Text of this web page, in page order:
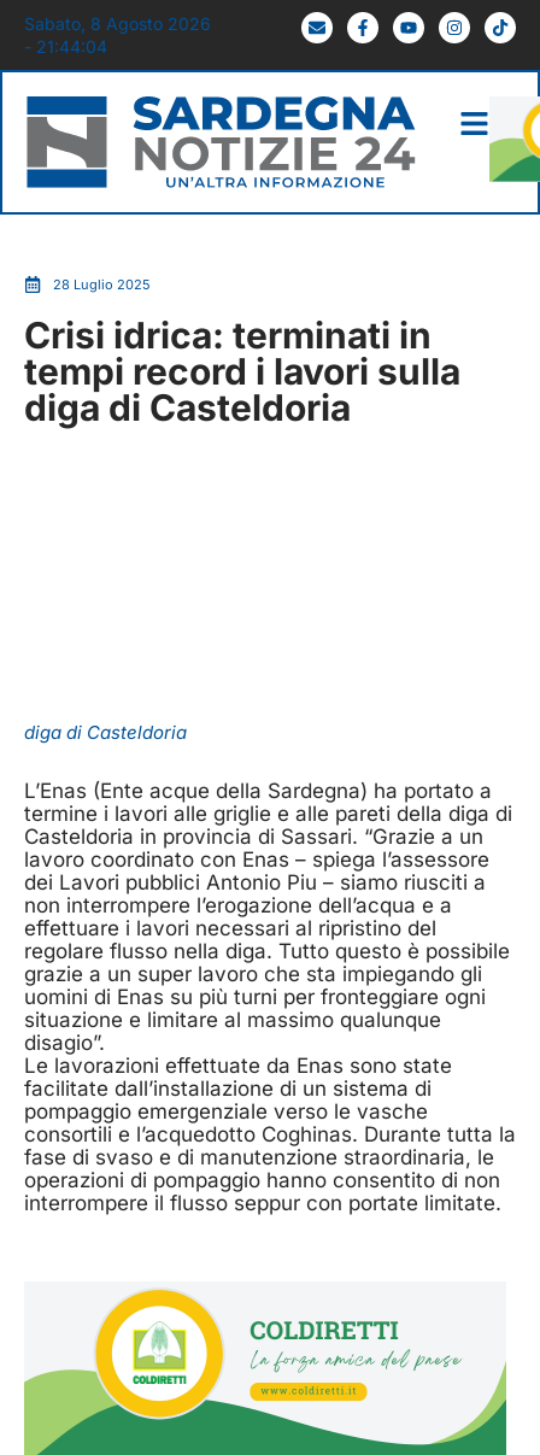
Sabato, 8 Agosto 2026
- 21:44:04
28 Luglio 2025
Crisi idrica: terminati in
tempi record i lavori sulla
diga di Casteldoria
diga di Casteldoria
L’Enas (Ente acque della Sardegna) ha portato a
termine i lavori alle griglie e alle pareti della diga di
Casteldoria in provincia di Sassari. “Grazie a un
lavoro coordinato con Enas – spiega l’assessore
dei Lavori pubblici Antonio Piu – siamo riusciti a
non interrompere l’erogazione dell’acqua e a
effettuare i lavori necessari al ripristino del
regolare flusso nella diga. Tutto questo è possibile
grazie a un super lavoro che sta impiegando gli
uomini di Enas su più turni per fronteggiare ogni
situazione e limitare al massimo qualunque
disagio”.
Le lavorazioni effettuate da Enas sono state
facilitate dall’installazione di un sistema di
pompaggio emergenziale verso le vasche
consortili e l’acquedotto Coghinas. Durante tutta la
fase di svaso e di manutenzione straordinaria, le
operazioni di pompaggio hanno consentito di non
interrompere il flusso seppur con portate limitate.